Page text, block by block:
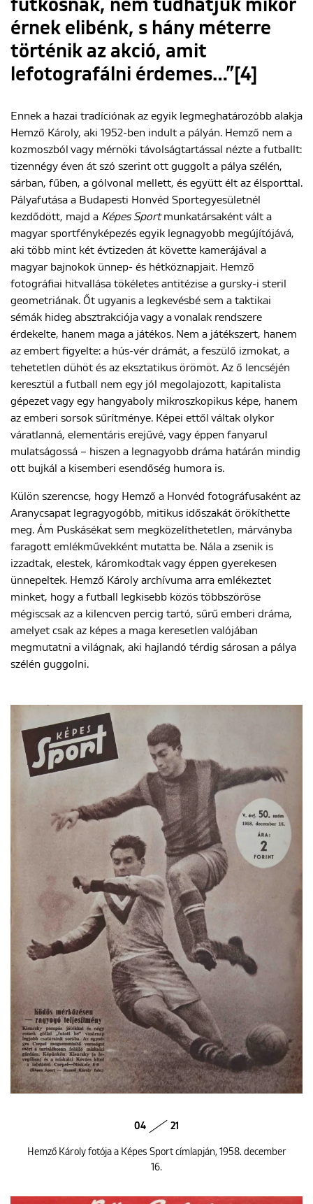
futkosnak, nem tudhatjuk mikor
érnek elibénk, s hány méterre
történik az akció, amit
lefotografálni érdemes…”[4]
Ennek a hazai tradíciónak az egyik legmeghatározóbb alakja
Hemző Károly, aki 1952-ben indult a pályán. Hemző nem a
kozmoszból vagy mérnöki távolságtartással nézte a futballt:
tizennégy éven át szó szerint ott guggolt a pálya szélén,
sárban, fűben, a gólvonal mellett, és együtt élt az élsporttal.
Pályafutása a Budapesti Honvéd Sportegyesületnél
kezdődött, majd a Képes Sportmunkatársaként vált a
magyar sportfényképezés egyik legnagyobb megújítójává,
aki több mint két évtizeden át követte kamerájával a
magyar bajnokok ünnep- és hétköznapjait. Hemző
fotográfiai hitvallása tökéletes antitézise a gursky-i steril
geometriának. Őt ugyanis a legkevésbé sem a taktikai
sémák hideg absztrakciója vagy a vonalak rendszere
érdekelte, hanem maga a játékos. Nem a játékszert, hanem
az embert figyelte: a hús-vér drámát, a feszülő izmokat, a
tehetetlen dühöt és az eksztatikus örömöt. Az ő lencséjén
keresztül a futball nem egy jól megolajozott, kapitalista
gépezet vagy egy hangyaboly mikroszkopikus képe, hanem
az emberi sorsok sűrítménye. Képei ettől váltak olykor
váratlanná, elementáris erejűvé, vagy éppen fanyarul
mulatságossá – hiszen a legnagyobb dráma határán mindig
ott bujkál a kisemberi esendőség humora is.
Külön szerencse, hogy Hemző a Honvéd fotográfusaként az
Aranycsapat legragyogóbb, mitikus időszakát örökíthette
meg. Ám Puskásékat sem megközelíthetetlen, márványba
faragott emlékművekként mutatta be. Nála a zsenik is
izzadtak, elestek, káromkodtak vagy éppen gyerekesen
ünnepeltek. Hemző Károly archívuma arra emlékeztet
minket, hogy a futball legkisebb közös többszöröse
mégiscsak az a kilencven percig tartó, sűrű emberi dráma,
amelyet csak az képes a maga keresetlen valójában
megmutatni a világnak, aki hajlandó térdig sárosan a pálya
szélén guggolni.
04 21
Hemző Károly fotója a Képes Sport címlapján, 1958. december
16.